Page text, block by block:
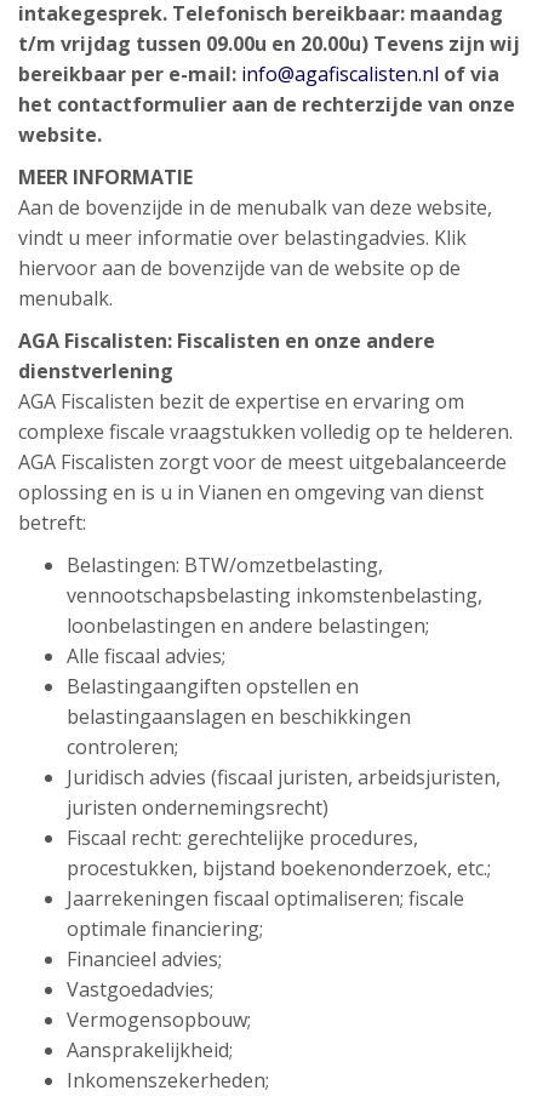
intakegesprek. Telefonisch bereikbaar: maandag
t/m vrijdag tussen 09.00u en 20.00u) Tevens zijn wij
bereikbaar per e-mail: info@agafiscalisten.nl of via
het contactformulier aan de rechterzijde van onze
website.
MEER INFORMATIE
Aan de bovenzijde in de menubalk van deze website,
vindt u meer informatie over belastingadvies. Klik
hiervoor aan de bovenzijde van de website op de
menubalk.
AGA Fiscalisten: Fiscalisten en onze andere
dienstverlening
AGA Fiscalisten bezit de expertise en ervaring om
complexe fiscale vraagstukken volledig op te helderen.
AGA Fiscalisten zorgt voor de meest uitgebalanceerde
oplossing en is u in Vianen en omgeving van dienst
betreft:
Belastingen: BTW/omzetbelasting,
vennootschapsbelasting inkomstenbelasting,
loonbelastingen en andere belastingen;
Alle fiscaal advies;
Belastingaangiften opstellen en
belastingaanslagen en beschikkingen
controleren;
Juridisch advies (fiscaal juristen, arbeidsjuristen,
juristen ondernemingsrecht)
Fiscaal recht: gerechtelijke procedures,
procestukken, bijstand boekenonderzoek, etc.;
Jaarrekeningen fiscaal optimaliseren; fiscale
optimale financiering;
Financieel advies;
Vastgoedadvies;
Vermogensopbouw;
Aansprakelijkheid;
Inkomenszekerheden;